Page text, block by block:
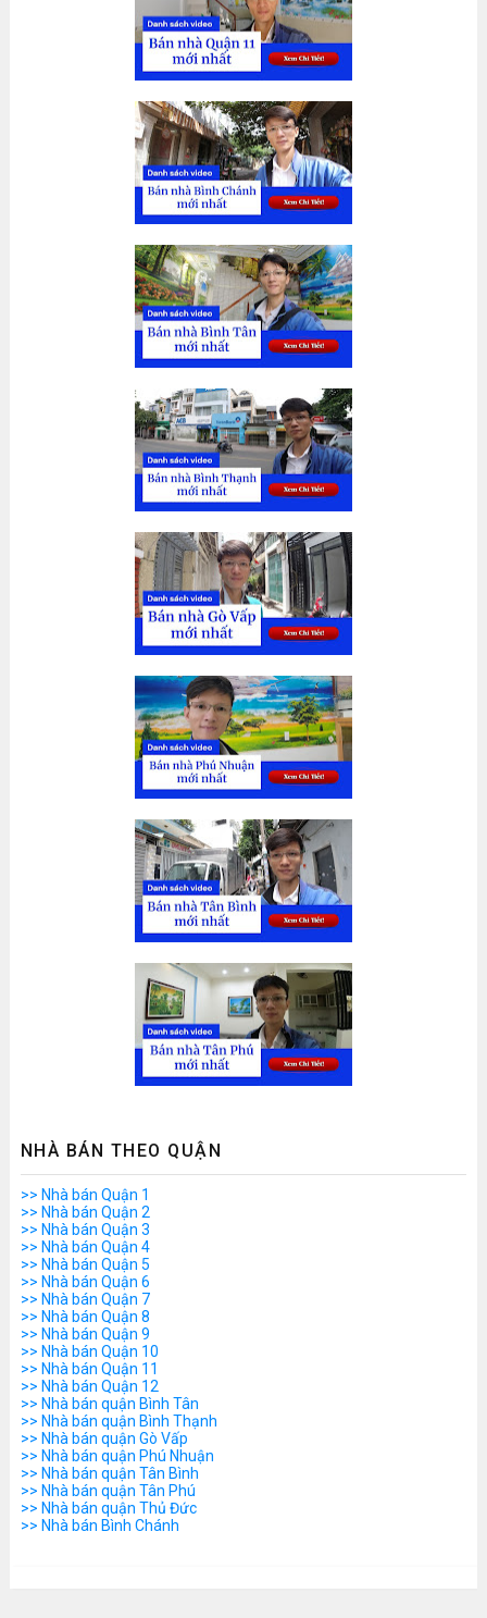
NHÀ BÁN THEO QUẬN
>> Nhà bán Quận 1
>> Nhà bán Quận 2
>> Nhà bán Quận 3
>> Nhà bán Quận 4
>> Nhà bán Quận 5
>> Nhà bán Quận 6
>> Nhà bán Quận 7
>> Nhà bán Quận 8
>> Nhà bán Quận 9
>> Nhà bán Quận 10
>> Nhà bán Quận 11
>> Nhà bán Quận 12
>> Nhà bán quận Bình Tân
>> Nhà bán quận Bình Thạnh
>> Nhà bán quận Gò Vấp
>> Nhà bán quận Phú Nhuận
>> Nhà bán quận Tân Bình
>> Nhà bán quận Tân Phú
>> Nhà bán quận Thủ Đức
>> Nhà bán Bình Chánh